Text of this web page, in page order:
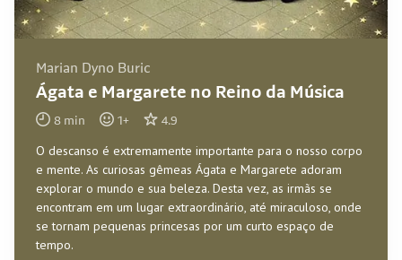
Marian Dyno Buric
Ágata e Margarete no Reino da Música
8 min 1+ 4.9
O descanso é extremamente importante para o nosso corpo
e mente. As curiosas gêmeas Ágata e Margarete adoram
explorar o mundo e sua beleza. Desta vez, as irmãs se
encontram em um lugar extraordinário, até miraculoso, onde
se tornam pequenas princesas por um curto espaço de
tempo.